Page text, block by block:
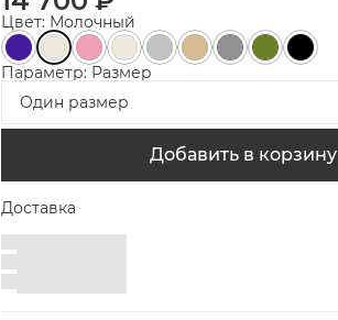
Цвет: Молочный
Параметр: Размер
Один размер
Добавить в корзину
Доставка